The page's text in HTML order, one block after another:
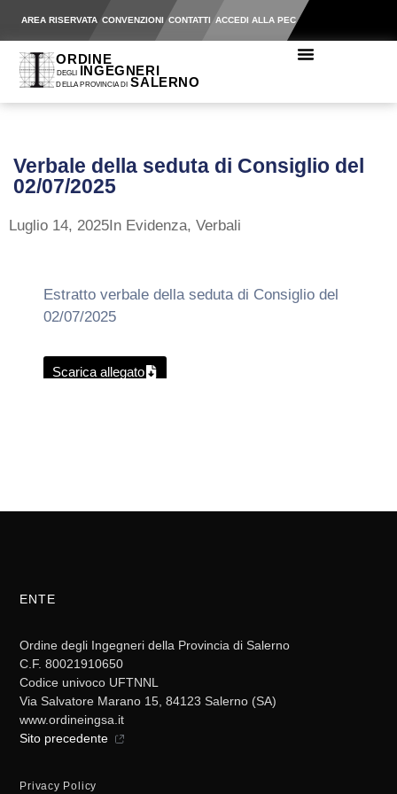
AREA RISERVATA CONVENZIONI CONTATTI ACCEDI ALLA PEC
Verbale della seduta di Consiglio del
02/07/2025
Luglio 14, 2025In Evidenza, Verbali
Estratto verbale della seduta di Consiglio del
02/07/2025
Scarica allegato
ENTE
Ordine degli Ingegneri della Provincia di Salerno
C.F. 80021910650
Codice univoco UFTNNL
Via Salvatore Marano 15, 84123 Salerno (SA)
www.ordineingsa.it
Sito precedente
Privacy Policy